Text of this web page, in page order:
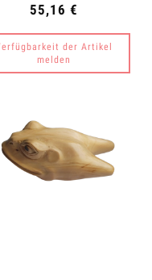
55,16 €
der Artikel
melden